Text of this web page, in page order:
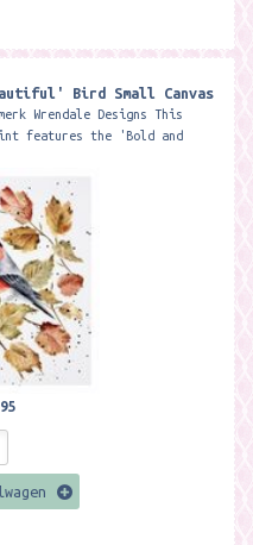
Bird Small Canvas
Wrendale Designs This
features the 'Bold and